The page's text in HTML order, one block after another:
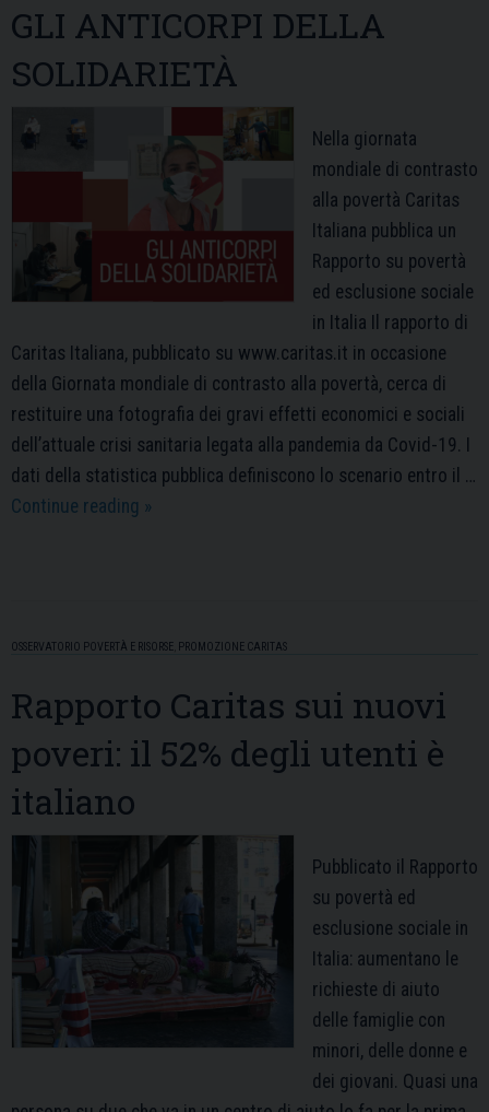
GLI ANTICORPI DELLA
SOLIDARIETÀ
Nella giornata
mondiale di contrasto
alla povertà Caritas
Italiana pubblica un
Rapporto su povertà
ed esclusione sociale
in Italia Il rapporto di
Caritas Italiana, pubblicato su www.caritas.it in occasione
della Giornata mondiale di contrasto alla povertà, cerca di
restituire una fotografia dei gravi effetti economici e sociali
dell’attuale crisi sanitaria legata alla pandemia da Covid-19. I
dati della statistica pubblica definiscono lo scenario entro il …
Continue reading GLI
»
OSSERVATORIO POVERTÀ E RISORSE PROMOZIONE CARITAS
Rapporto Caritas sui nuovi
poveri: il 52% degli utenti è
italiano
Pubblicato il Rapporto
su povertà ed
esclusione sociale in
Italia: aumentano le
richieste di aiuto
delle famiglie con
minori, delle donne e
dei giovani. Quasi una